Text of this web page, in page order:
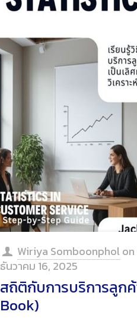
Wiriya Somboonpholon
ธันวาคม 16, 2025
สถิติกับการบริการลูก
Book)